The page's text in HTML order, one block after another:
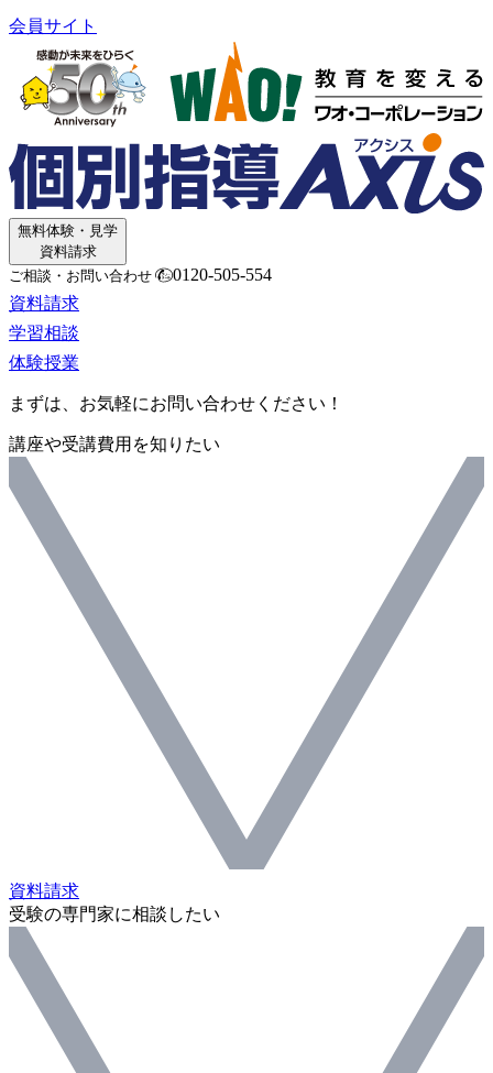
会員サイト
無料体験・見学
資料請求
ご相談・お問い合わせ
0120-505-554
資料請求
学習相談
体験授業
まずは、お気軽にお問い合わせください！
講座や受講費用を知りたい
資料請求
受験の専門家に相談したい